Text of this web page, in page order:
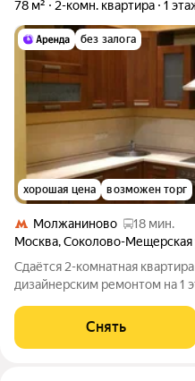
78 м²
2-комн. квартира 1
без залога
хорошая цена возможен торг
Молжаниново
18 мин.
Москва,Соколово-Мещерская
Сдаётся 2-комнатная
дизайнерским ремонтом на 1
по счетчикам оплачиваются
Снять